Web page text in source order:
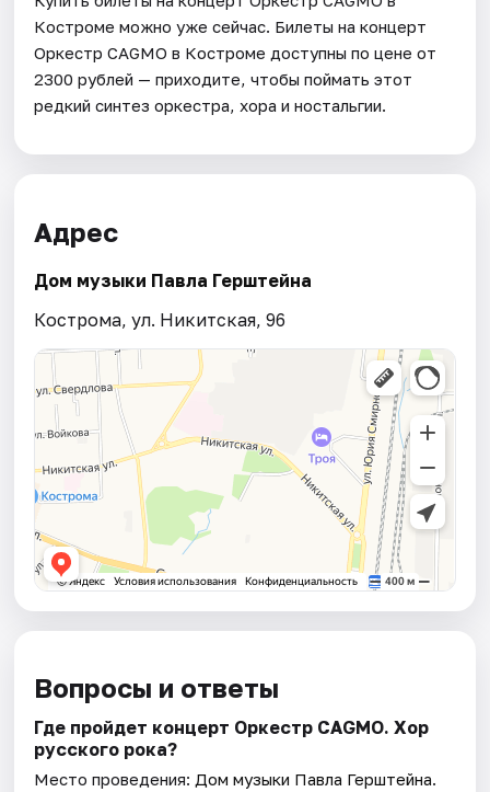
Костроме можно уже сейчас. Билеты на концерт
Оркестр CAGMO в Костроме доступны по цене от
2300 рублей — приходите, чтобы поймать этот
редкий синтез оркестра, хора и ностальгии.
Адрес
Дом музыки Павла Герштейна
Кострома, ул. Никитская, 96
Вопросы и ответы
Где пройдет концерт Оркестр CAGMO. Хор
русского рока?
Место проведения: Дом музыки Павла Герштейна.